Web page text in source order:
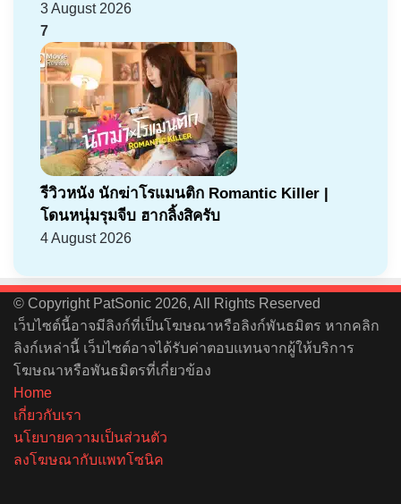
3 August 2026
7
รีวิวหนัง นักฆ่าโรแมนติก Romantic Killer |
โดนหนุ่มรุมจีบ ฮากลิ้งสิครับ
4 August 2026
© Copyright PatSonic 2026, All Rights Reserved
เว็บไซต์นี้อาจมีลิงก์ที่เป็นโฆษณาหรือลิงก์พันธมิตร หากคลิก
ลิงก์เหล่านี้ เว็บไซต์อาจได้รับค่าตอบแทนจากผู้ให้บริการ
โฆษณาหรือพันธมิตรที่เกี่ยวข้อง
Home
เกี่ยวกับเรา
นโยบายความเป็นส่วนตัว
ลงโฆษณากับแพทโซนิค